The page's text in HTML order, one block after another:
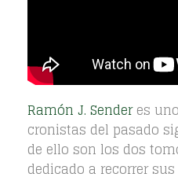
Ramón J. Senderes
cronistas del pasado
de ello son los dos
dedicado a recorrer